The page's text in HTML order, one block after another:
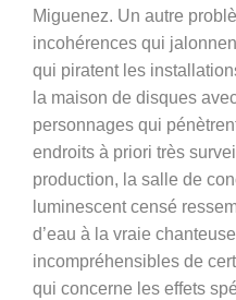
Miguenez. Un autre
incohérences qui
qui piratent les
la maison de disques
personnages qui
endroits à priori très
production, la salle de
luminescent censé
d’eau à la vraie
incompréhensibles de
qui concerne les effets